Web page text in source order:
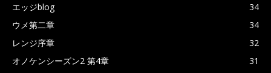
エッジblog
34
ウメ第二章
34
レンジ序章
32
オノケンシーズン2 第4章
31